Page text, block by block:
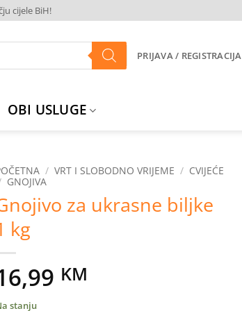
cijele BiH!
PRIJAVA / REGISTRACIJA
OBI USLUGE
/ VRT I SLOBODNO VRIJEME / CVIJEĆE
GNOJIVA
za ukrasne biljke
kg
KM
stanju